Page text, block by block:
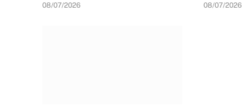
08/07/2026 08/07/2026